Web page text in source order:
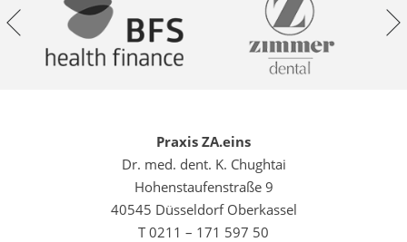
Praxis ZA.eins
Dr. med. dent. K. Chughtai
Hohenstaufenstraße 9
40545 Düsseldorf Oberkassel
T 0211 – 171 597 50